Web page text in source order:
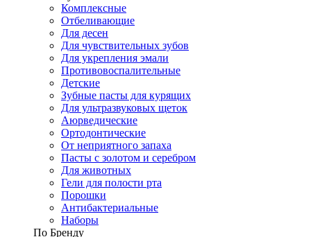
Комплексные
Отбеливающие
Для десен
Для чувствительных зубов
Для укрепления эмали
Противовоспалительные
Детские
Зубные пасты для курящих
Для ультразвуковых щеток
Аюрведические
Ортодонтические
От неприятного запаха
Пасты с золотом и серебром
Для животных
Гели для полости рта
Порошки
Антибактериальные
Наборы
По Бренду